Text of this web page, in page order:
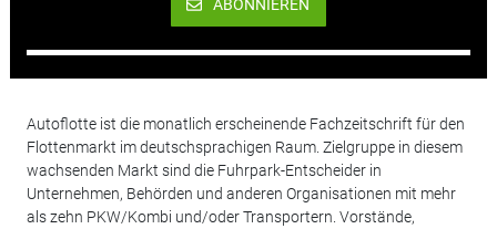
ABONNIEREN
Autoflotte ist die monatlich erscheinende Fachzeitschrift für den
Flottenmarkt im deutschsprachigen Raum. Zielgruppe in diesem
wachsenden Markt sind die Fuhrpark-Entscheider in
Unternehmen, Behörden und anderen Organisationen mit mehr
als zehn PKW/Kombi und/oder Transportern. Vorstände,